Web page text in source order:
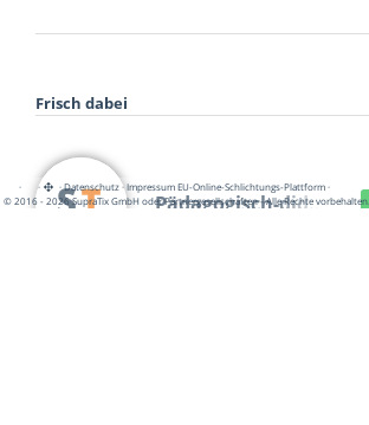
Frisch dabei
Pädagogisch-did…
· · ·Datenschutz·Impressum EU-Online-Schlichtungs-Plattform·
© 2016 - 2026 SupraTix GmbH oder Partnergesellschaften - Alle Rechte vorbehalten.